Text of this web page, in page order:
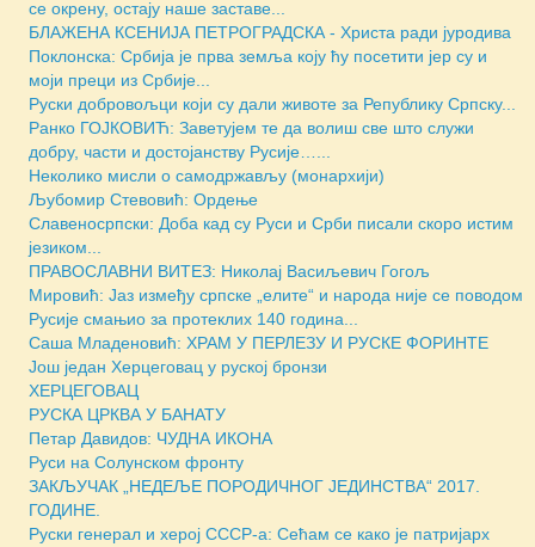
се окрену, остају наше заставе...
БЛАЖЕНА КСЕНИЈА ПЕТРОГРАДСКА - Христа ради јуродива
Поклонска: Србија је прва земља коју ћу посетити јер су и
моји преци из Србије...
Руски добровољци који су дали животе за Републику Српску...
Ранко ГОЈКОВИЋ: Заветујем те да волиш све што служи
добру, части и достојанству Русије…...
Неколико мисли о самодржављу (монархији)
Љубомир Стевовић: Ордење
Славеносрпски: Доба кад су Руси и Срби писали скоро истим
језиком...
ПРАВОСЛАВНИ ВИТЕЗ: Николај Васиљевич Гогољ
Мировић: Јаз између српске „елите“ и народа није се поводом
Русије смањио за протеклих 140 година...
Саша Младеновић: ХРАМ У ПЕРЛЕЗУ И РУСКЕ ФОРИНТЕ
Још један Херцеговац у руској бронзи
ХЕРЦЕГОВАЦ
РУСКА ЦРКВА У БАНАТУ
Петар Давидов: ЧУДНА ИКОНА
Руси на Солунском фронту
ЗАКЉУЧАК „НЕДЕЉЕ ПОРОДИЧНОГ ЈЕДИНСТВА“ 2017.
ГОДИНЕ.
Руски генерал и херој СССР-а: Сећам се како је патријарх